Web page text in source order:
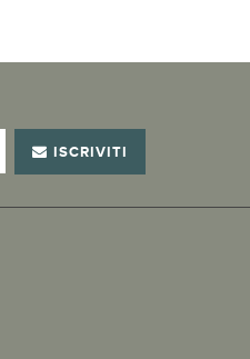
ISCRIVITI